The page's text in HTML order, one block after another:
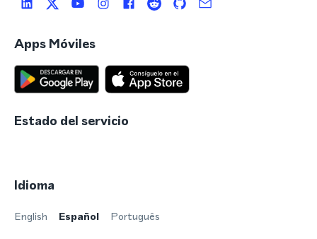
Apps Móviles
Estado del servicio
Idioma
English Español Português